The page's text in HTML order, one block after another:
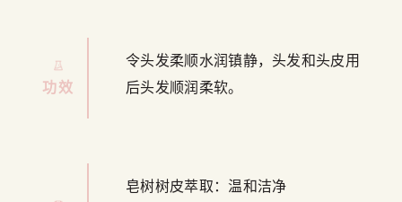
功效
令头发柔顺水润镇静，头发和头皮用
后头发顺润柔软。
皂树树皮萃取：温和洁净